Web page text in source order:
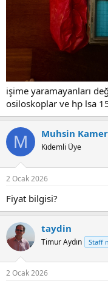
işime yaramayanları
osiloskoplar ve hp lsa
M Muhsin Kamer
Kıdemli Üye
2 Ocak 2026
Fiyat bilgisi?
taydin
Timur Aydın Staff
2 Ocak 2026